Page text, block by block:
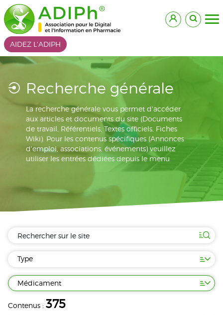
AIDEZ L'ADIPH
Recherche générale
La recherche générale vous permet d'accéder
aux articles et documents du site (Documents
de travail, Référentiels, Textes officiels, Fiches
Wiki). Pour les contenus spécifiques (Annonces
d'emploi, associations, événements) veuillez
utiliser les entrées dédiées depuis le menu.
Type
Médicament
Contenus : 375